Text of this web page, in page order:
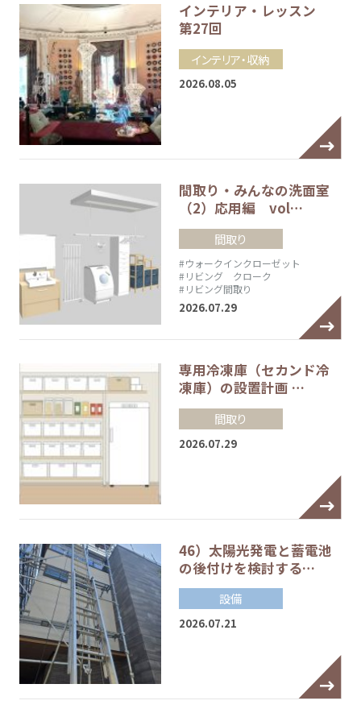
インテリア・レッスン
第27回
インテリア・収納
2026.08.05
間取り・みんなの洗面室
（2）応用編 vol…
間取り
#ウォークインクローゼット
#リビング クローク
#リビング間取り
2026.07.29
専用冷凍庫（セカンド冷
凍庫）の設置計画 …
間取り
2026.07.29
46）太陽光発電と蓄電池
の後付けを検討する…
設備
2026.07.21